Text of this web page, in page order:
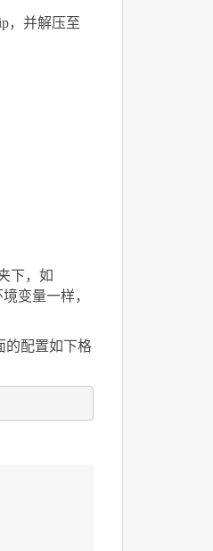
，并解压至
下，如
变量一样，
的配置如下格